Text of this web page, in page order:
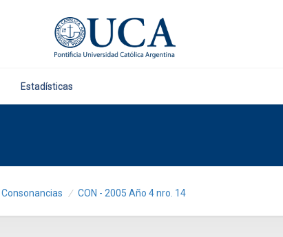
Estadísticas
Consonancias CON - 2005 Año 4 nro. 14